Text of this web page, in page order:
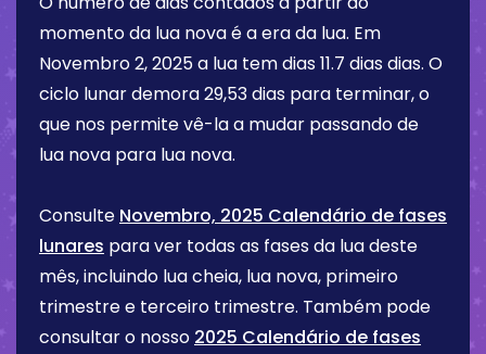
momento da lua nova é a era da lua. Em
Novembro 2, 2025a lua tem dias 11.7 dias dias. O
ciclo lunar demora 29,53 dias para terminar, o
que nos permite vê-la a mudar passando de
lua nova para lua nova.
Consulte Novembro, 2025 Calendário de fases
lunares para ver todas as fases da lua deste
mês, incluindo lua cheia, lua nova, primeiro
trimestre e terceiro trimestre. Também pode
consultar o nosso 2025 Calendário de fases